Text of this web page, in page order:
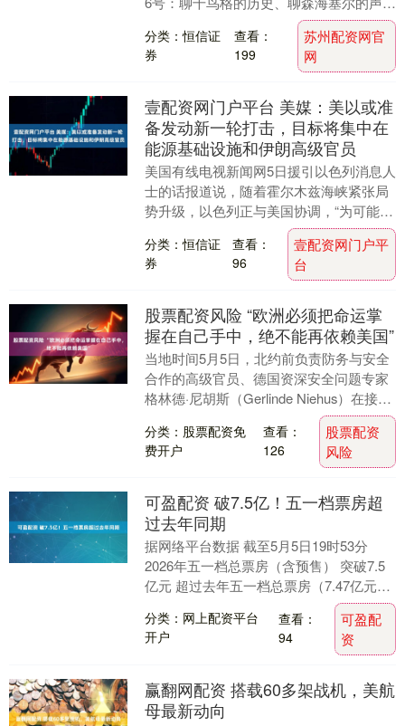
底蕴、聊瓦格纳的设计美学——懂行不懂
行，都能....
分类：恒信证
券
查看：
199
苏州配资网官
网
壹配资网门户平台 美媒：美以或准
备发动新一轮打击，目标将集中在
能源基础设施和伊朗高级官员
美国有线电视新闻网5日援引以色列消息人
士的话报道说，随着霍尔木兹海峡紧张局
势升级，以色列正与美国协调，“为可能对
伊朗发动的新一轮打击”做准备。 该消息
人士称，新....
分类：恒信证
券
查看：
96
壹配资网门户平
台
股票配资风险 “欧洲必须把命运掌
握在自己手中，绝不能再依赖美国”
当地时间5月5日，北约前负责防务与安全
合作的高级官员、德国资深安全问题专家
格林德·尼胡斯（Gerlinde Niehus）在接受
波兰电视台世界新闻网‌（TVP ....
分类：股票配资免
费开户
查看：
126
股票配资
风险
可盈配资 破7.5亿！五一档票房超
过去年同期
据网络平台数据 截至5月5日19时53分
2026年五一档总票房（含预售） 突破7.5
亿元 超过去年五一档总票房（7.47亿元）
分类：网上配资平台
开户
查看：
94
可盈配
资
赢翻网配资 搭载60多架战机，美航
母最新动向